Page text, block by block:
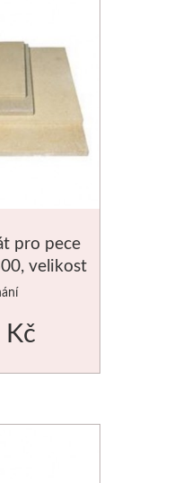
pro pece
velikost